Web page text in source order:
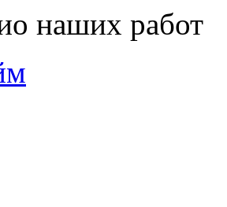
наших работ